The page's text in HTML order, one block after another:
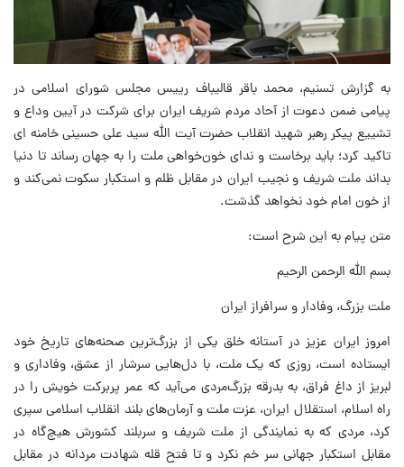
به گزارش تسنیم، محمد باقر قالیباف رییس مجلس شورای اسلامی در
پیامی ضمن دعوت از آحاد مردم شریف ایران برای شرکت در آیین وداع و
تشییع پیکر رهبر شهید انقلاب حضرت آیت الله سید علی حسینی خامنه ای
تاکید کرد؛ باید برخاست و ندای خون‌خواهی ملت را به جهان رساند تا دنیا
بداند ملت شریف و نجیب ایران در مقابل ظلم و استکبار سکوت نمی‌کند و
از خون امام خود نخواهد گذشت.
متن پیام به این شرح است:
بسم الله الرحمن الرحیم
ملت بزرگ، وفادار و سرافراز ایران
امروز ایران عزیز در آستانه خلق یکی از بزرگ‌ترین صحنه‌های تاریخ خود
ایستاده است، روزی که یک ملت، با دل‌هایی سرشار از عشق، وفاداری و
لبریز از داغ فراق، به بدرقه بزرگ‌مردی می‌آید که عمر پربرکت خویش را در
راه اسلام، استقلال ایران، عزت ملت و آرمان‌های بلند انقلاب اسلامی سپری
کرد، مردی که به نمایندگی از ملت شریف و سربلند کشورش هیچ‌گاه در
مقابل استکبار جهانی سر خم نکرد و تا فتح قله شهادت مردانه در مقابل